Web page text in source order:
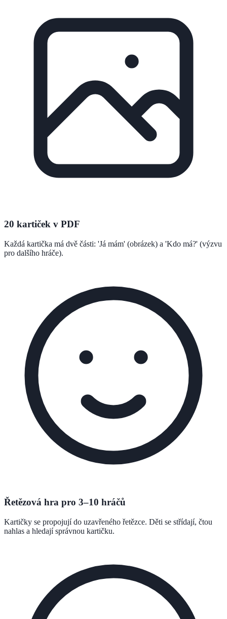
20 kartiček v PDF
Každá kartička má dvě části: 'Já mám' (obrázek) a 'Kdo má?' (výzvu
pro dalšího hráče).
Řetězová hra pro 3–10 hráčů
Kartičky se propojují do uzavřeného řetězce. Děti se střídají, čtou
nahlas a hledají správnou kartičku.